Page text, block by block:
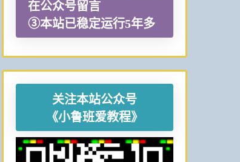
在公众号留言
③本站已稳定运行5年多
关注本站公众号
《小鲁班爱教程》